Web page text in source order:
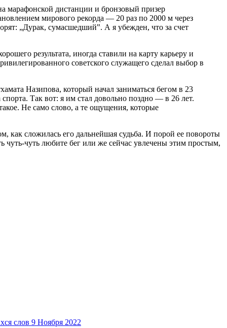
марафонской дистанции и бронзовый призер
мирового рекорда — 20 раз по 2000 м через
„Дурак, сумасшедший‟. А я убежден, что за счет
результата, иногда ставили на карту карьеру и
советского служащего сделал выбор в
Назипова, который начал заниматься бегом в 23
Так вот: я им стал довольно поздно — в 26 лет.
Не само слово, а те ощущения, которые
как сложилась его дальнейшая судьба. И порой ее повороты
чуть-чуть любите бег или же сейчас увлечены этим простым,
слов 9 Ноября 2022